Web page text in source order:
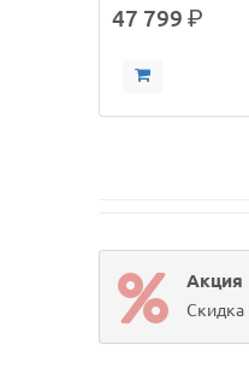
47 799р.
Акция
Скидка